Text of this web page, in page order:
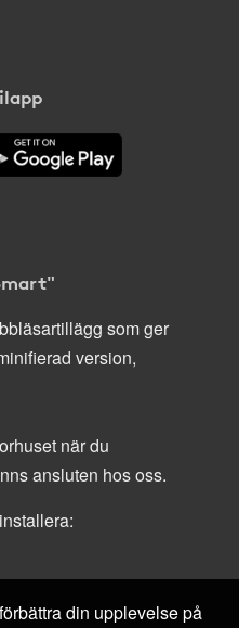
som ger
version,
när du
ansluten hos oss.
din upplevelse på